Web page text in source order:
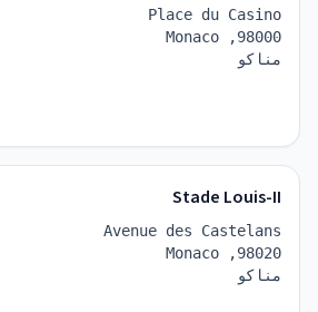
Place du Casino
98000, Monaco
مناكو
Stade Louis-II
Avenue des Castelans
98020, Monaco
مناكو